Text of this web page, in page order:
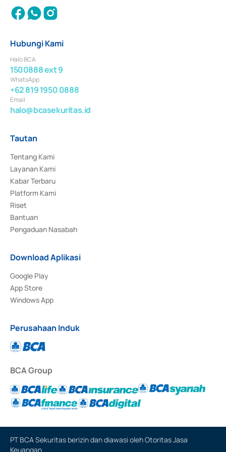
Hubungi Kami
Halo BCA
1500888 ext 9
WhatsApp
+62 819 1950 0888
Email
halo@bcasekuritas.id
Tautan
Tentang Kami
Layanan Kami
Kabar Terbaru
Platform Kami
Riset
Bantuan
Pengaduan Nasabah
Download Aplikasi
Google Play
App Store
Windows App
Perusahaan Induk
BCA Group
PT BCA Sekuritas berizin dan diawasi oleh Otoritas Jasa
Keuangan